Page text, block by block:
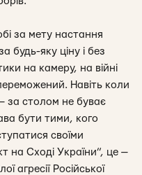
за мету настання
будь-яку ціну і без
на камеру, на війні
Навіть коли
за столом не буває
бути тими, кого
своїми
на Сході України”, це —
агресії Російської